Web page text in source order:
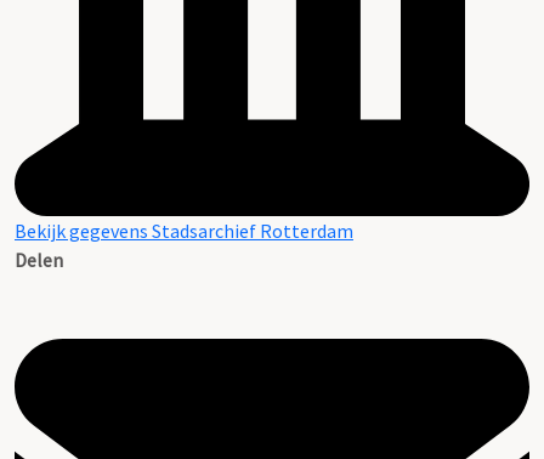
Bekijk gegevens Stadsarchief Rotterdam
Delen